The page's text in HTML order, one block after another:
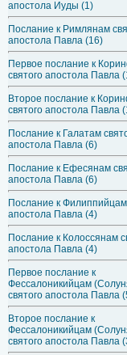
апостола Иуды (1)
Послание к Римлянам
апостола Павла (16)
Первое послание к
святого апостола Павла
Второе послание к
святого апостола Павла
Послание к Галатам
апостола Павла (6)
Послание к Ефесянам
апостола Павла (6)
Послание к Филиппийцам
апостола Павла (4)
Послание к Колоссянам
апостола Павла (4)
Первое послание к
Фессалоникийцам
святого апостола Павла
Второе послание к
Фессалоникийцам
святого апостола Павла